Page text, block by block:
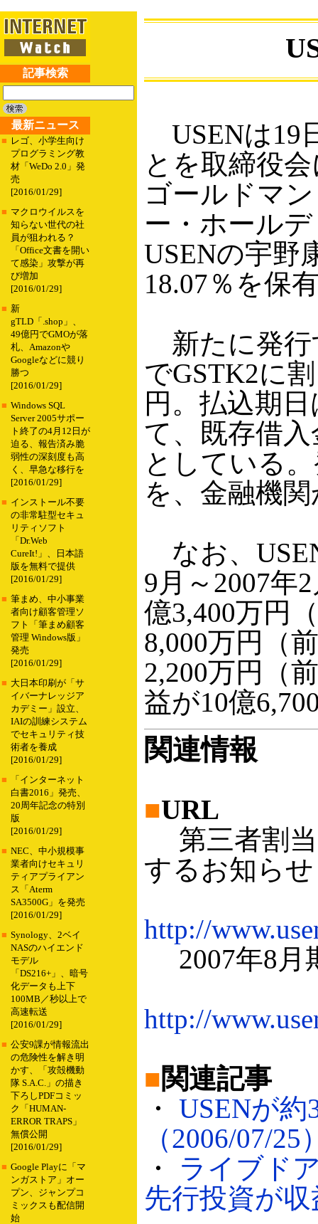
記事検索
最新ニュース
■ レゴ、小学生向け
プログラミング教
材「WeDo 2.0」発
売
[2016/01/29]
■ マクロウイルスを
知らない世代の社
員が狙われる？
「Office文書を開い
て感染」攻撃が再
び増加
[2016/01/29]
■ 新
gTLD「.shop」、
49億円でGMOが落
札、Amazonや
Googleなどに競り
勝つ
[2016/01/29]
■ Windows SQL
Server 2005サポー
ト終了の4月12日が
迫る、報告済み脆
弱性の深刻度も高
く、早急な移行を
[2016/01/29]
■ インストール不要
の非常駐型セキュ
リティソフト
「Dr.Web
CureIt!」、日本語
版を無料で提供
[2016/01/29]
■ 筆まめ、中小事業
者向け顧客管理ソ
フト「筆まめ顧客
管理 Windows版」
発売
[2016/01/29]
■ 大日本印刷が「サ
イバーナレッジア
カデミー」設立、
IAIの訓練システム
でセキュリティ技
術者を養成
[2016/01/29]
■
「インターネット
白書2016」発売、
20周年記念の特別
版
[2016/01/29]
■ NEC、中小規模事
業者向けセキュリ
ティアプライアン
ス「Aterm
SA3500G」を発売
[2016/01/29]
■ Synology、2ベイ
NASのハイエンド
モデル
「DS216+」、暗号
化データも上下
100MB／秒以上で
高速転送
[2016/01/29]
■ 公安9課が情報流出
の危険性を解き明
かす、「攻殻機動
隊 S.A.C.」の描き
下ろしPDFコミッ
ク「HUMAN-
ERROR TRAPS」
無償公開
[2016/01/29]
■ Google Playに「マ
ンガストア」オー
プン、ジャンプコ
ミックスも配信開
始
USENは19
とを取締役
ゴールドマ
ー・ホール
USENの宇野
18.07％を保
新たに発行
でGSTK2に
円。払込期
て、既存借
としている
を、金融機
なお、
9月～2007年
億3,400万円
8,000万円（
2,200万円（
益が10億
関連情報
■URL
第三者割当
するお知ら
http://
2007年8月
http://
■関連記事
・ USENが
（2006/07/25
・ ライブド
先行投資が収